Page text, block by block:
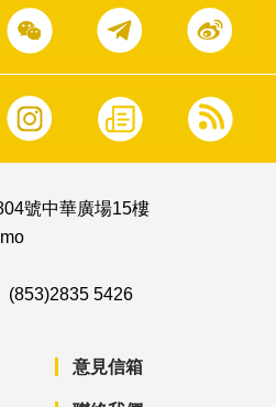
號中華廣場15樓
(853)2835 5426
意見信箱